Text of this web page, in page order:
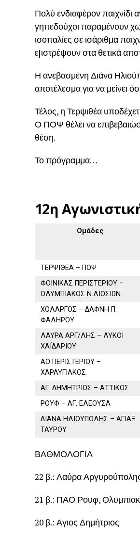
Πολύ ενδιαφέρον παιχνίδι
γηπεδούχοι παραμένουν
ισοπαλίες σε ισάριθμα
ε[ιστρέψουν στα θετικά
Η ανεβασμένη Διάνα
αποτέλεσμα για να μείνει
Τέλος, η Τερψιθέα
Ο ΠΟΨ θέλει να
θέση.
Το πρόγραμμα…
12η
Ομάδες
ΤΕΡΨΙΘΕΑ – ΠΟΨ
ΦΟΙΝΙΚΑΣ ΠΕΡΙΣΤΕΡΙΟΥ –
ΟΛΥΜΠΙΑΚΟΣ Ν.ΛΙΟΣΙΩΝ
ΧΟΛΑΡΓΟΣ – ΔΑΦΝΗ Π.
ΦΑΛΗΡΟΥ
ΛΑΥΡΑ ΑΡΓ/ΛΗΣ – ΛΥΚΟΙ
ΧΑΪΔΑΡΙΟΥ
ΑΟ ΠΕΡΙΣΤΕΡΙΟΥ –
ΧΑΡΑΥΓΙΑΚΟΣ
ΑΓ. ΔΗΜΗΤΡΙΟΣ – ΑΤΤΙΚΟΣ
ΡΟΥΦ – ΑΓ. ΕΛΕΟΥΣΑ
ΔΙΑΝΑ ΗΛΙΟΥΠΟΛΗΣ – ΑΓΙΑΞ
ΤΑΥΡΟΥ
ΒΑΘΜΟΛΟΓΙΑ
22 β.: Λαύρα
21 β.: ΠΑΟ Ρουφ,
20 β.: Αγιος Δημήτριος